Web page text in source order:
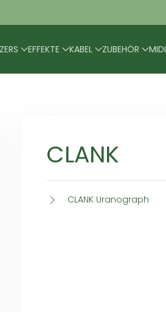
EFFEKTE KABEL ZUBEHÖR MIDI
CLANK
CLANK Uranograph